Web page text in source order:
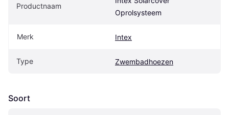
Productnaam
Oprolsysteem
Merk Intex
Type Zwembadhoezen
Soort